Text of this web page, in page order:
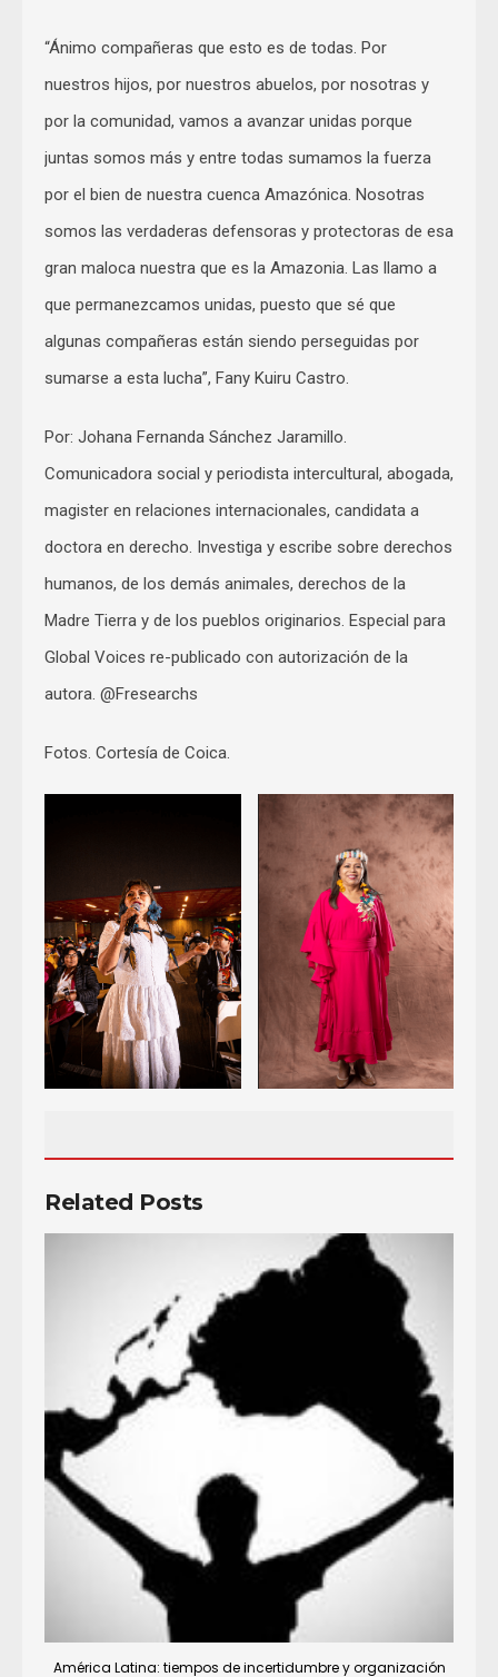
“Ánimo compañeras que esto es de todas. Por
nuestros hijos, por nuestros abuelos, por nosotras y
por la comunidad, vamos a avanzar unidas porque
juntas somos más y entre todas sumamos la fuerza
por el bien de nuestra cuenca Amazónica. Nosotras
somos las verdaderas defensoras y protectoras de esa
gran maloca nuestra que es la Amazonia. Las llamo a
que permanezcamos unidas, puesto que sé que
algunas compañeras están siendo perseguidas por
sumarse a esta lucha”, Fany Kuiru Castro.
Por: Johana Fernanda Sánchez Jaramillo.
Comunicadora social y periodista intercultural, abogada,
magister en relaciones internacionales, candidata a
doctora en derecho. Investiga y escribe sobre derechos
humanos, de los demás animales, derechos de la
Madre Tierra y de los pueblos originarios. Especial para
Global Voices re-publicado con autorización de la
autora. @Fresearchs
Fotos. Cortesía de Coica.
Related Posts
América Latina: tiempos de incertidumbre y organización